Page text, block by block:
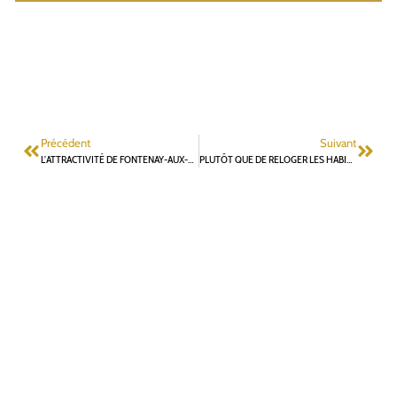
Précédent
L’ATTRACTIVITÉ DE FONTENAY-AUX-ROSES EN BERNE
Suivant
PLUTÔT QUE DE RELOGER LES HABITANTS DU QUARTIER DES PARADIS, L. VASTEL MET EN ŒUVRE LE « SERVICE PUBLIC DE L’EXORCISME »